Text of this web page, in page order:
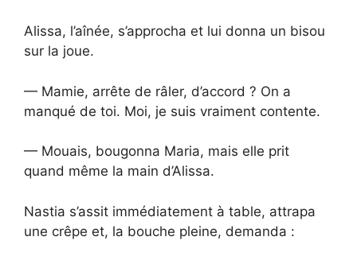
Alissa, l’aînée, s’approcha et lui donna un bisou
sur la joue.
— Mamie, arrête de râler, d’accord ? On a
manqué de toi. Moi, je suis vraiment contente.
— Mouais, bougonna Maria, mais elle prit
quand même la main d’Alissa.
Nastia s’assit immédiatement à table, attrapa
une crêpe et, la bouche pleine, demanda :